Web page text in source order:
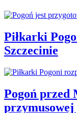
Piłkarki
Szczecinie
Pogoń przed